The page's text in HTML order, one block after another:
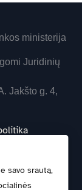
ministerija
Juridinių
Jakšto g. 4,
savo srautą,